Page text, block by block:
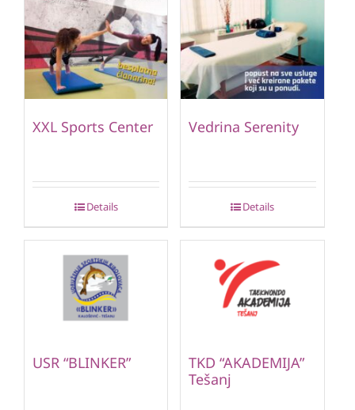
XXL Sports Center
Details
Vedrina Serenity
Details
USR “BLINKER”
TKD “AKADEMIJA”
Tešanj